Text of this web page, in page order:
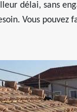
délai, sans
Vous pouvez